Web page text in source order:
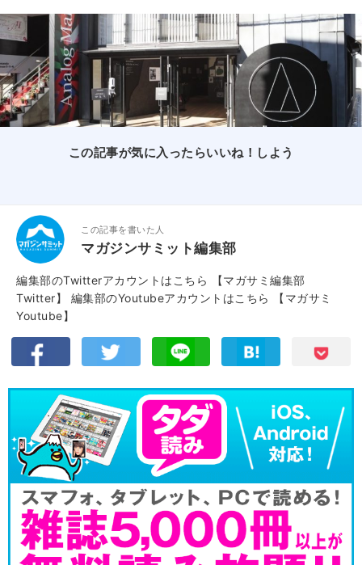
この記事が気に入ったらいいね！しよう
この記事を書いた人
マガジンサミット編集部
編集部のTwitterアカウントはこちら
【マガサミ編集部
Twitter】
編集部のYoutubeアカウントはこちら
【マガサミ
Youtube】